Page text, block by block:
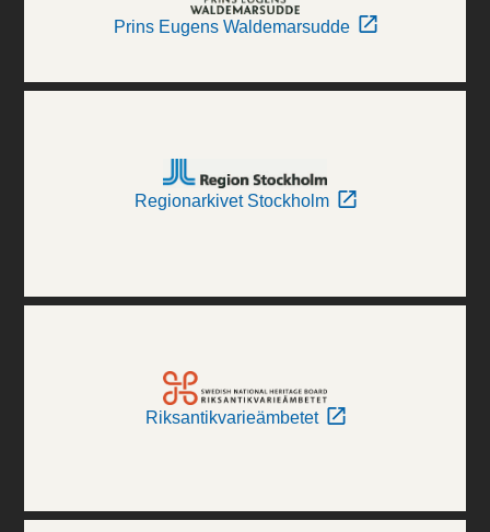
Prins Eugens Waldemarsudde
Regionarkivet Stockholm
Riksantikvarieämbetet